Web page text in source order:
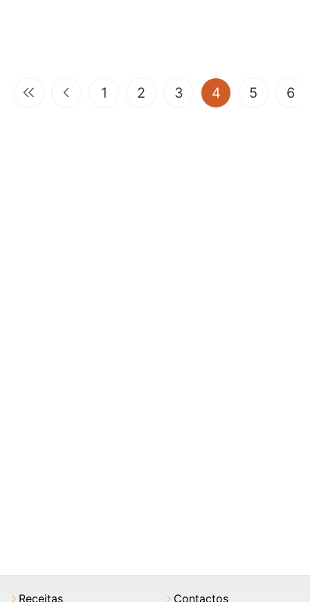
1 2 3 4(current)
5 6
Receitas Contactos